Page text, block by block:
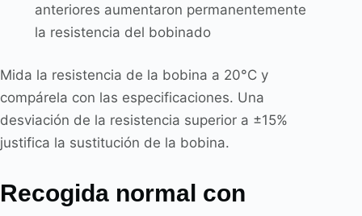
anteriores aumentaron permanentemente
la resistencia del bobinado
Mida la resistencia de la bobina a 20°C y
compárela con las especificaciones. Una
desviación de la resistencia superior a ±15%
justifica la sustitución de la bobina.
Recogida normal con